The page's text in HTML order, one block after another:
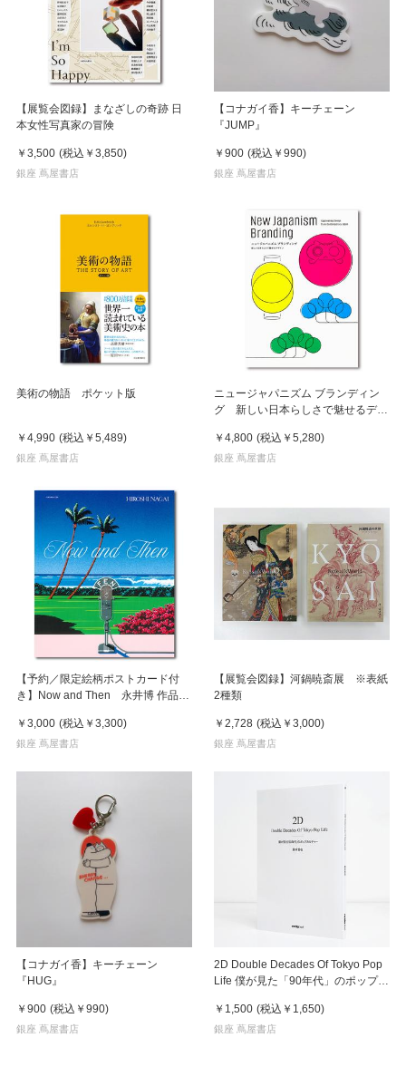
【展覧会図録】まなざしの奇跡 日
本女性写真家の冒険
￥3,500 (税込 ￥3,850)
銀座 蔦屋書店
【コナガイ香】キーチェーン
『JUMP』
￥900 (税込 ￥990)
銀座 蔦屋書店
美術の物語 ポケット版
￥4,990 (税込 ￥5,489)
銀座 蔦屋書店
ニュージャパニズム ブランディン
グ 新しい日本らしさで魅せるデザ
￥4,800 (税込 ￥5,280)
銀座 蔦屋書店
【予約／限定絵柄ポストカード付
き】Now and Then 永井博 作品
￥3,000 (税込 ￥3,300)
銀座 蔦屋書店
【展覧会図録】河鍋暁斎展 ※表紙
2種類
￥2,728 (税込 ￥3,000)
銀座 蔦屋書店
【コナガイ香】キーチェーン
『HUG』
￥900 (税込 ￥990)
銀座 蔦屋書店
2D Double Decades Of Tokyo Pop
Life 僕が見た「90年代」のポップカ
￥1,500 (税込 ￥1,650)
銀座 蔦屋書店